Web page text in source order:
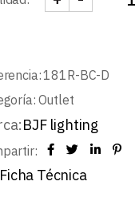
181R-BC-D
Outlet
BJF lighting
Ficha Técnica